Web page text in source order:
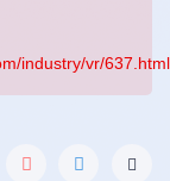
industry/vr/637.html